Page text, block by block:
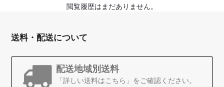
閲覧履歴はまだありません。
送料・配送について
配送地域別送料
「詳しい送料はこちら」をご確認ください。